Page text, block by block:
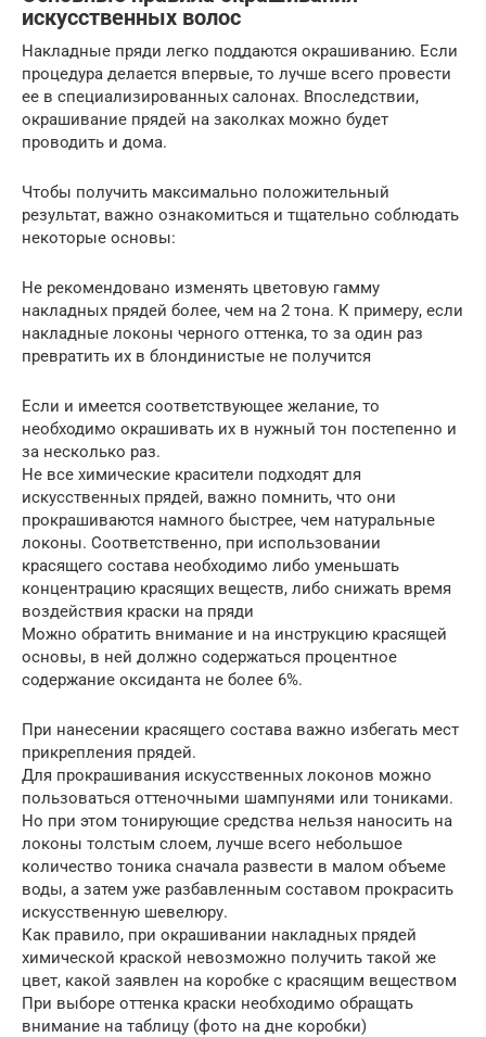
искусственных волос
Накладные пряди легко поддаются окрашиванию. Если
процедура делается впервые, то лучше всего провести
ее в специализированных салонах. Впоследствии,
окрашивание прядей на заколках можно будет
проводить и дома.
Чтобы получить максимально положительный
результат, важно ознакомиться и тщательно соблюдать
некоторые основы:
Не рекомендовано изменять цветовую гамму
накладных прядей более, чем на 2 тона. К примеру, если
накладные локоны черного оттенка, то за один раз
превратить их в блондинистые не получится
Если и имеется соответствующее желание, то
необходимо окрашивать их в нужный тон постепенно и
за несколько раз.
Не все химические красители подходят для
искусственных прядей, важно помнить, что они
прокрашиваются намного быстрее, чем натуральные
локоны. Соответственно, при использовании
красящего состава необходимо либо уменьшать
концентрацию красящих веществ, либо снижать время
воздействия краски на пряди
Можно обратить внимание и на инструкцию красящей
основы, в ней должно содержаться процентное
содержание оксиданта не более 6%.
При нанесении красящего состава важно избегать мест
прикрепления прядей.
Для прокрашивания искусственных локонов можно
пользоваться оттеночными шампунями или тониками.
Но при этом тонирующие средства нельзя наносить на
локоны толстым слоем, лучше всего небольшое
количество тоника сначала развести в малом объеме
воды, а затем уже разбавленным составом прокрасить
искусственную шевелюру.
Как правило, при окрашивании накладных прядей
химической краской невозможно получить такой же
цвет, какой заявлен на коробке с красящим веществом
При выборе оттенка краски необходимо обращать
внимание на таблицу (фото на дне коробки)